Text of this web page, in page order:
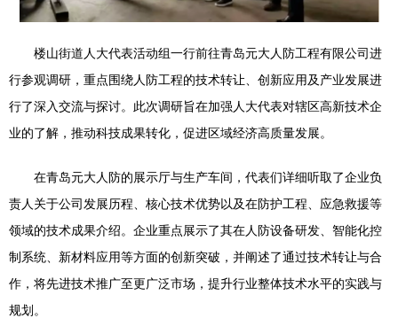
楼山街道人大代表活动组一行前往青岛元大人防工程有限公司进
行参观调研，重点围绕人防工程的技术转让、创新应用及产业发展进
行了深入交流与探讨。此次调研旨在加强人大代表对辖区高新技术企
业的了解，推动科技成果转化，促进区域经济高质量发展。
在青岛元大人防的展示厅与生产车间，代表们详细听取了企业负
责人关于公司发展历程、核心技术优势以及在防护工程、应急救援等
领域的技术成果介绍。企业重点展示了其在人防设备研发、智能化控
制系统、新材料应用等方面的创新突破，并阐述了通过技术转让与合
作，将先进技术推广至更广泛市场，提升行业整体技术水平的实践与
规划。